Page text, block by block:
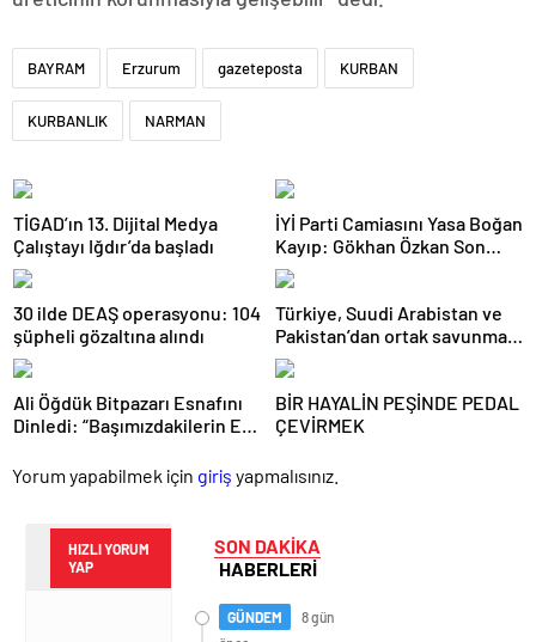
BAYRAM Erzurum gazeteposta KURBAN
KURBANLIK NARMAN
TİGAD’ın 13. Dijital Medya
Çalıştayı Iğdır’da başladı
İYİ Parti Camiasını Yasa Boğan
Kayıp: Gökhan Özkan Son
Yolculuğuna Uğurlandı
30 ilde DEAŞ operasyonu: 104
şüpheli gözaltına alındı
Türkiye, Suudi Arabistan ve
Pakistan’dan ortak savunma
anlaşması
Ali Öğdük Bitpazarı Esnafını
Dinledi: “Başımızdakilerin Eli
BİR HAYALİN PEŞİNDE PEDAL
ÇEVİRMEK
Yorum yapabilmek için giriş yapmalısınız.
HIZLI YORUM
YAP
SON DAKİKA
HABERLERİ
GÜNDEM
8 gün